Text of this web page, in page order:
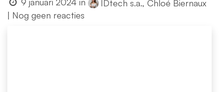
IDtech s.a., Chloé Biernaux
| Nog geen reacties